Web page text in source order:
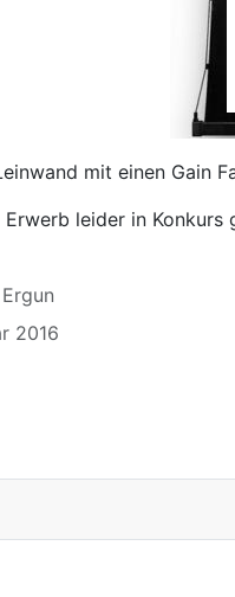
mit einen Gain
leider in
2016